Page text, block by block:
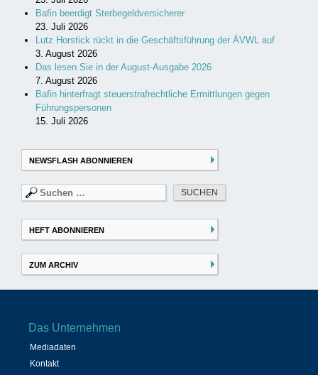
Bafin beerdigt Sterbegeldversicherer
23. Juli 2026
Lutz Horstick rückt in die Geschäftsführung der ÄVWL auf
3. August 2026
Das lesen Sie in der August-Ausgabe 2026
7. August 2026
Bafin hinterfragt steuerstrafrechtliche Ermittlungen gegen
Führungspersonen
15. Juli 2026
NEWSFLASH ABONNIEREN
Suchen
nach:
HEFT ABONNIEREN
ZUM ARCHIV
Das Unternehmen
Mediadaten
Kontakt